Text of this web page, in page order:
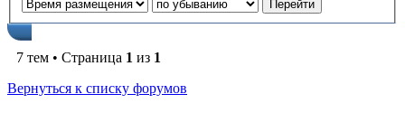
7 тем • Страница 1 из 1
Вернуться к списку форумов